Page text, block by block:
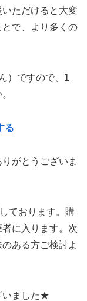
ただけると大変
で、より多くの
）ですので、1
る
がとうございま
ております。購
に入ります。次
ある方ご検討よ
いました★